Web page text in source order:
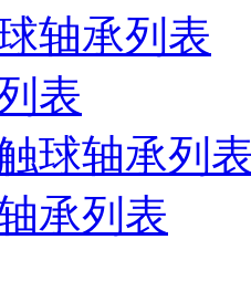
轴承列表
表
球轴承列
承列表